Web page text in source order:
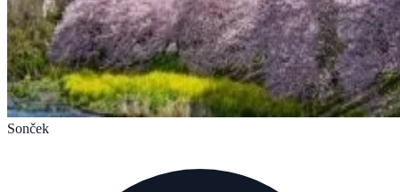
Sonček